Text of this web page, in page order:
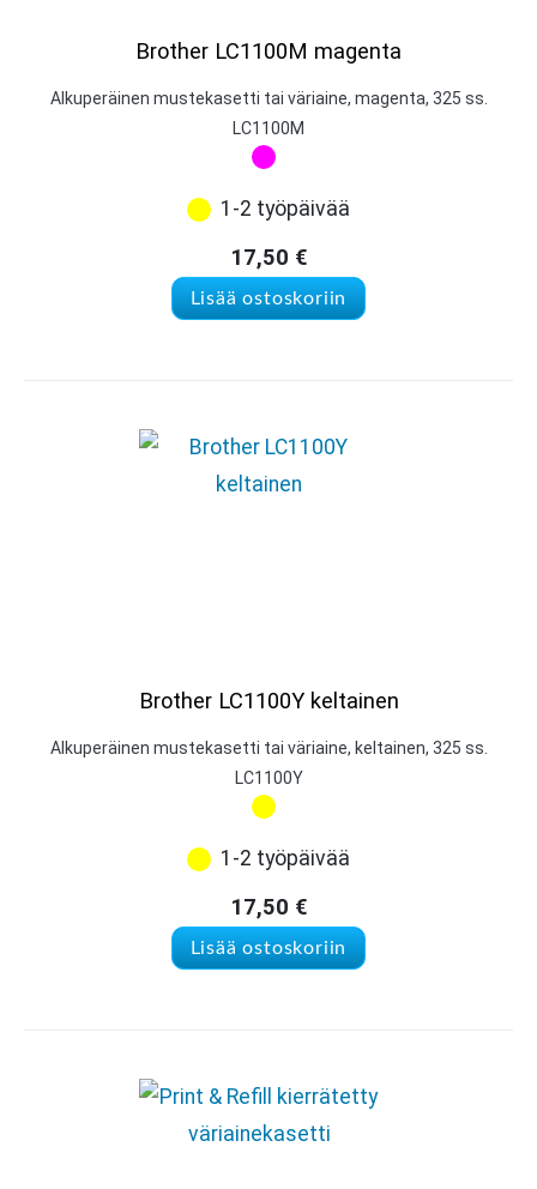
Brother LC1100M magenta
Alkuperäinen mustekasetti tai väriaine, magenta, 325 ss.
LC1100M
1-2 työpäivää
17,50 €
Lisää ostoskoriin
Brother LC1100Y keltainen
Alkuperäinen mustekasetti tai väriaine, keltainen, 325 ss.
LC1100Y
1-2 työpäivää
17,50 €
Lisää ostoskoriin